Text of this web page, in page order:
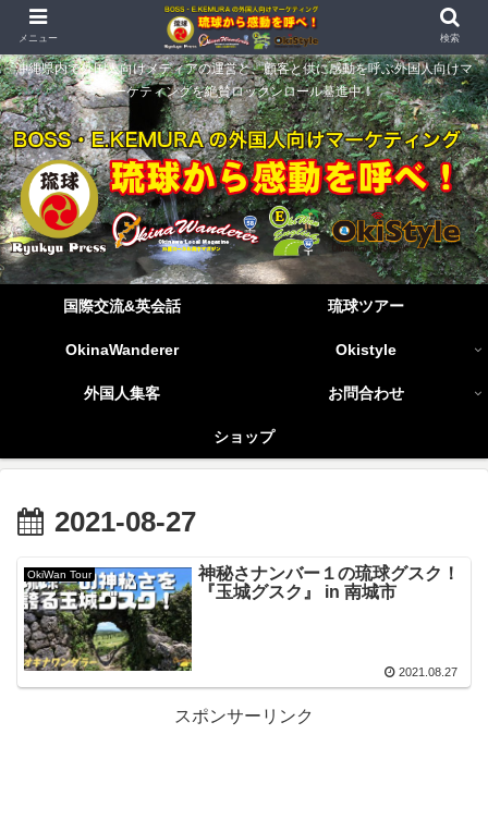
沖縄県内で外国人向けメディアの運営と、顧客と供に感動を呼ぶ外国人向けマ
ーケティングを絶賛ロックンロール驀進中！
国際交流&英会話 琉球ツアー
OkinaWanderer Okistyle
外国人集客 お問合わせ
ショップ
2021-08-27
OkiWan Tour
神秘さナンバー１の琉球グスク！
『玉城グスク』 in 南城市
2021.08.27
スポンサーリンク
メニュー 検索